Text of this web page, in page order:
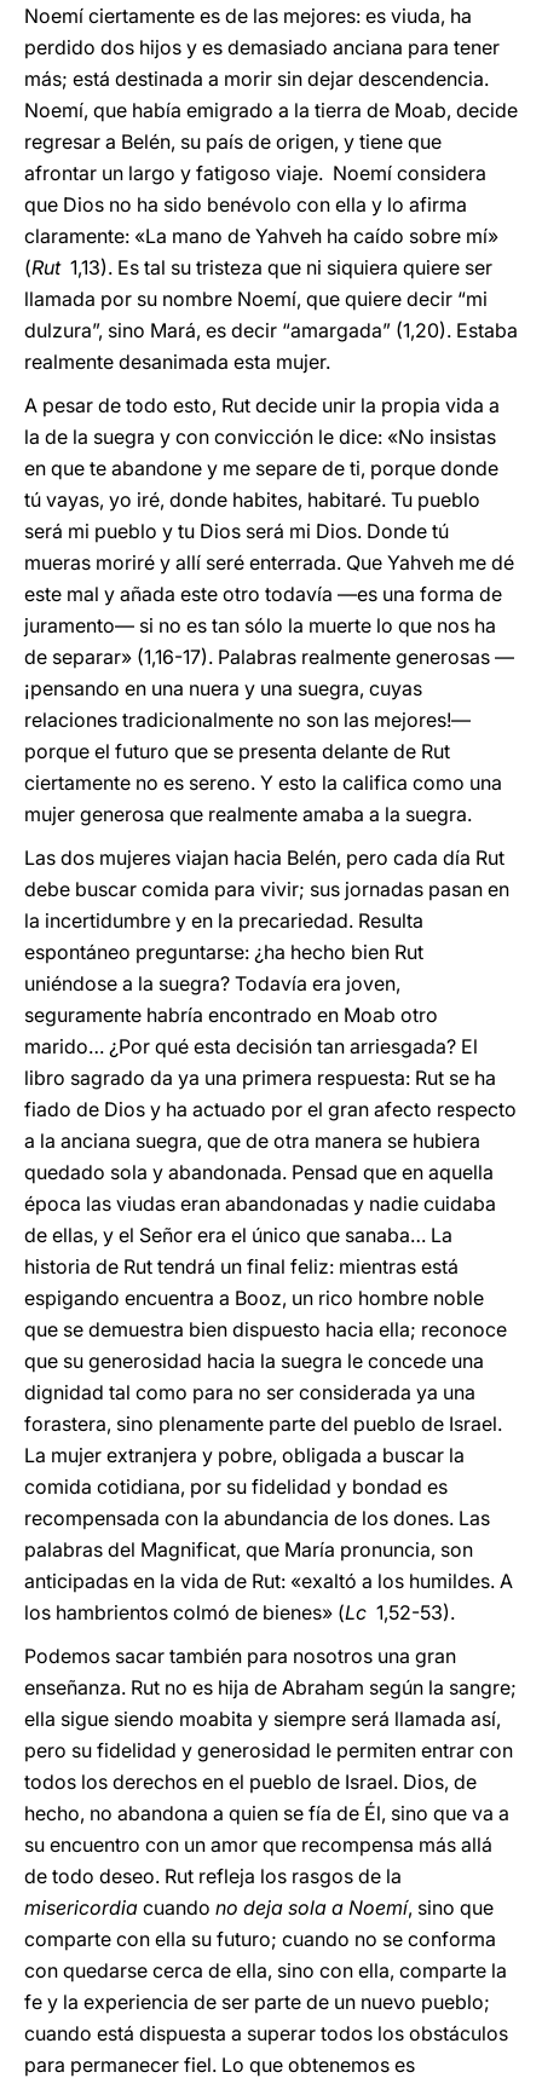
Noemí ciertamente es de las mejores: es viuda, ha
perdido dos hijos y es demasiado anciana para tener
más; está destinada a morir sin dejar descendencia.
Noemí, que había emigrado a la tierra de Moab, decide
regresar a Belén, su país de origen, y tiene que
afrontar un largo y fatigoso viaje. Noemí considera
que Dios no ha sido benévolo con ella y lo afirma
claramente: «La mano de Yahveh ha caído sobre mí»
(Rut1,13). Es tal su tristeza que ni siquiera quiere ser
llamada por su nombre Noemí, que quiere decir “mi
dulzura”, sino Mará, es decir “amargada” (1,20). Estaba
realmente desanimada esta mujer.
A pesar de todo esto, Rut decide unir la propia vida a
la de la suegra y con convicción le dice: «No insistas
en que te abandone y me separe de ti, porque donde
tú vayas, yo iré, donde habites, habitaré. Tu pueblo
será mi pueblo y tu Dios será mi Dios. Donde tú
mueras moriré y allí seré enterrada. Que Yahveh me dé
este mal y añada este otro todavía —es una forma de
juramento— si no es tan sólo la muerte lo que nos ha
de separar» (1,16-17). Palabras realmente generosas —
¡pensando en una nuera y una suegra, cuyas
relaciones tradicionalmente no son las mejores!—
porque el futuro que se presenta delante de Rut
ciertamente no es sereno. Y esto la califica como una
mujer generosa que realmente amaba a la suegra.
Las dos mujeres viajan hacia Belén, pero cada día Rut
debe buscar comida para vivir; sus jornadas pasan en
la incertidumbre y en la precariedad. Resulta
espontáneo preguntarse: ¿ha hecho bien Rut
uniéndose a la suegra? Todavía era joven,
seguramente habría encontrado en Moab otro
marido… ¿Por qué esta decisión tan arriesgada? El
libro sagrado da ya una primera respuesta: Rut se ha
fiado de Dios y ha actuado por el gran afecto respecto
a la anciana suegra, que de otra manera se hubiera
quedado sola y abandonada. Pensad que en aquella
época las viudas eran abandonadas y nadie cuidaba
de ellas, y el Señor era el único que sanaba… La
historia de Rut tendrá un final feliz: mientras está
espigando encuentra a Booz, un rico hombre noble
que se demuestra bien dispuesto hacia ella; reconoce
que su generosidad hacia la suegra le concede una
dignidad tal como para no ser considerada ya una
forastera, sino plenamente parte del pueblo de Israel.
La mujer extranjera y pobre, obligada a buscar la
comida cotidiana, por su fidelidad y bondad es
recompensada con la abundancia de los dones. Las
palabras del Magnificat, que María pronuncia, son
anticipadas en la vida de Rut: «exaltó a los humildes. A
los hambrientos colmó de bienes» (Lc 1,52-53).
Podemos sacar también para nosotros una gran
enseñanza. Rut no es hija de Abraham según la sangre;
ella sigue siendo moabita y siempre será llamada así,
pero su fidelidad y generosidad le permiten entrar con
todos los derechos en el pueblo de Israel. Dios, de
hecho, no abandona a quien se fía de Él, sino que va a
su encuentro con un amor que recompensa más allá
de todo deseo. Rut refleja los rasgos de la
misericordia cuando no deja sola a Noemí, sino que
comparte con ella su futuro; cuando no se conforma
con quedarse cerca de ella, sino con ella, comparte la
fe y la experiencia de ser parte de un nuevo pueblo;
cuando está dispuesta a superar todos los obstáculos
para permanecer fiel. Lo que obtenemos es